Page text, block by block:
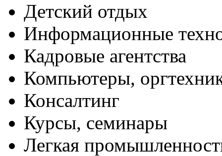
Детский отдых
Информационные
Кадровые агентства
Компьютеры,
Консалтинг
Курсы, семинары
Легкая